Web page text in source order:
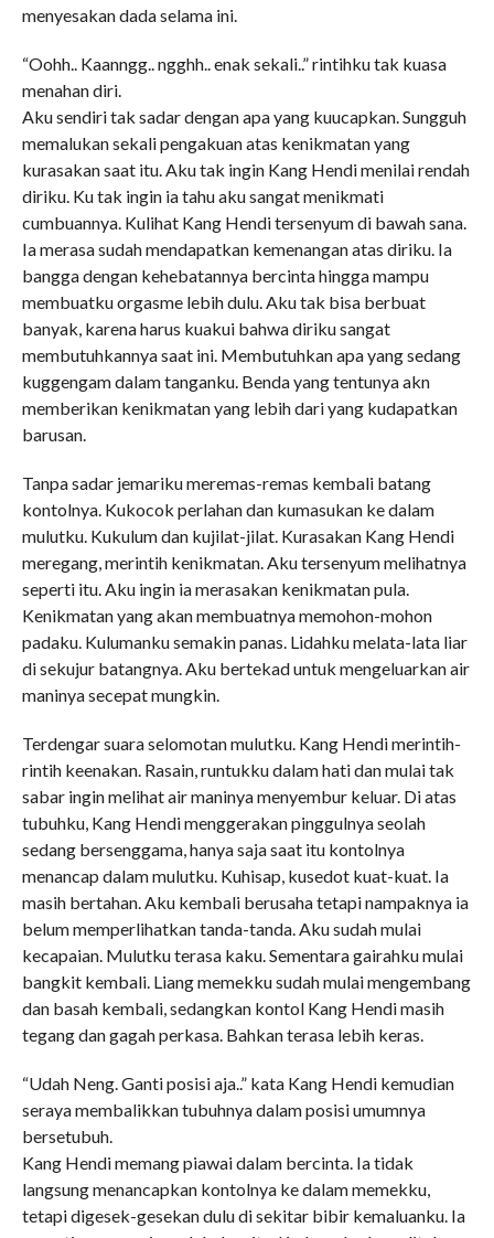
menyesakan dada selama ini.
“Oohh.. Kaanngg.. ngghh.. enak sekali..” rintihku tak kuasa
menahan diri.
Aku sendiri tak sadar dengan apa yang kuucapkan. Sungguh
memalukan sekali pengakuan atas kenikmatan yang
kurasakan saat itu. Aku tak ingin Kang Hendi menilai rendah
diriku. Ku tak ingin ia tahu aku sangat menikmati
cumbuannya. Kulihat Kang Hendi tersenyum di bawah sana.
Ia merasa sudah mendapatkan kemenangan atas diriku. Ia
bangga dengan kehebatannya bercinta hingga mampu
membuatku orgasme lebih dulu. Aku tak bisa berbuat
banyak, karena harus kuakui bahwa diriku sangat
membutuhkannya saat ini. Membutuhkan apa yang sedang
kuggengam dalam tanganku. Benda yang tentunya akn
memberikan kenikmatan yang lebih dari yang kudapatkan
barusan.
Tanpa sadar jemariku meremas-remas kembali batang
kontolnya. Kukocok perlahan dan kumasukan ke dalam
mulutku. Kukulum dan kujilat-jilat. Kurasakan Kang Hendi
meregang, merintih kenikmatan. Aku tersenyum melihatnya
seperti itu. Aku ingin ia merasakan kenikmatan pula.
Kenikmatan yang akan membuatnya memohon-mohon
padaku. Kulumanku semakin panas. Lidahku melata-lata liar
di sekujur batangnya. Aku bertekad untuk mengeluarkan air
maninya secepat mungkin.
Terdengar suara selomotan mulutku. Kang Hendi merintih-
rintih keenakan. Rasain, runtukku dalam hati dan mulai tak
sabar ingin melihat air maninya menyembur keluar. Di atas
tubuhku, Kang Hendi menggerakan pinggulnya seolah
sedang bersenggama, hanya saja saat itu kontolnya
menancap dalam mulutku. Kuhisap, kusedot kuat-kuat. Ia
masih bertahan. Aku kembali berusaha tetapi nampaknya ia
belum memperlihatkan tanda-tanda. Aku sudah mulai
kecapaian. Mulutku terasa kaku. Sementara gairahku mulai
bangkit kembali. Liang memekku sudah mulai mengembang
dan basah kembali, sedangkan kontol Kang Hendi masih
tegang dan gagah perkasa. Bahkan terasa lebih keras.
“Udah Neng. Ganti posisi aja..” kata Kang Hendi kemudian
seraya membalikkan tubuhnya dalam posisi umumnya
bersetubuh.
Kang Hendi memang piawai dalam bercinta. Ia tidak
langsung menancapkan kontolnya ke dalam memekku,
tetapi digesek-gesekan dulu di sekitar bibir kemaluanku. Ia